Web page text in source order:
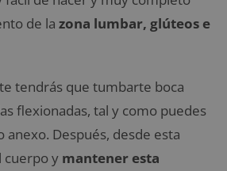
de la zona lumbar, glúteos e
tendrás que tumbarte boca
flexionadas, tal y como puedes
anexo. Después, desde esta
cuerpo y mantener esta